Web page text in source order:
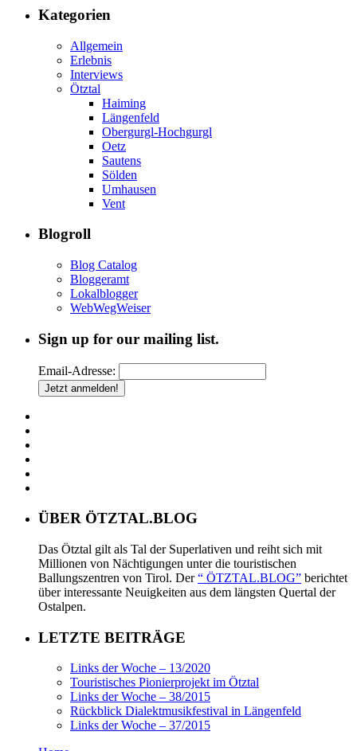
Kategorien
Allgemein
Erlebnis
Interviews
Ötztal
Haiming
Längenfeld
Obergurgl-Hochgurgl
Oetz
Sautens
Sölden
Umhausen
Vent
Blogroll
Blog Catalog
Bloggeramt
Lokalblogger
WebWegWeiser
Sign up for our mailing list.
Email-Adresse:
ÜBER ÖTZTAL.BLOG
Das Ötztal gilt als Tal der Superlativen und reiht sich mit
Millionen von Nächtigungen unter die touristischen
Ballungszentren von Tirol. Der“ ÖTZTAL.BLOG” berichtet
über interessante Neuigkeiten aus dem längsten Quertal der
Ostalpen.
LETZTE BEITRÄGE
Links der Woche – 13/2020
Touristisches Pionierprojekt im Ötztal
Links der Woche – 38/2015
Rückblick Dialektmusikfestival in Längenfeld
Links der Woche – 37/2015